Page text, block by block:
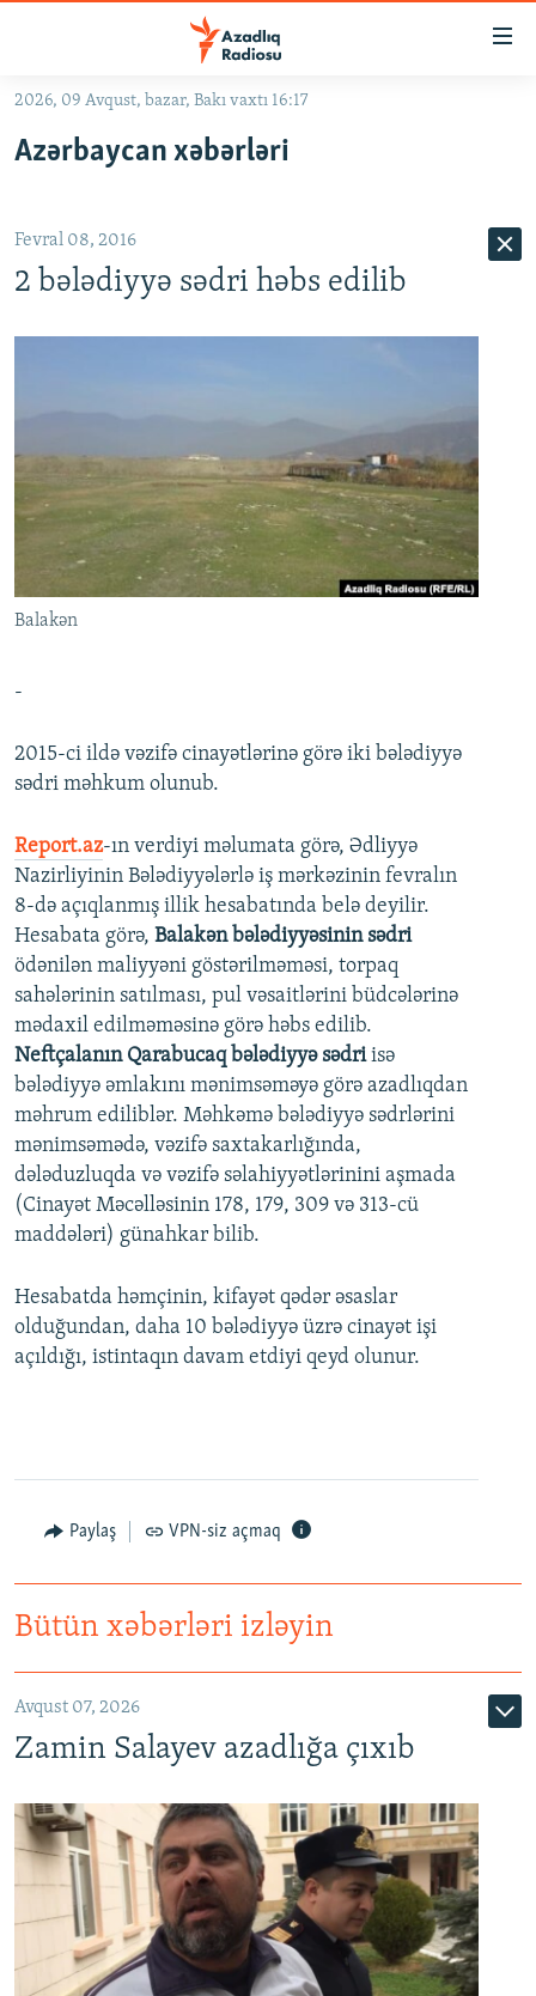
Əsas
qayıt
qayıt
Axtarışa
QANUNI DOĞRU
FOTOQALEREYA
İNFOQRAFIKA
KARIKATURA
RADIO ARXIV
OXU ZALI
AZƏRBAYCAN ƏDƏBIYYATI KITABXANASI
İSLAM VƏ DEMOKRATIYA
HAQQIMIZDA
MISSIYAMIZ
PEŞƏ ETIKASI VƏ JURNALISTIKA STANDARTLARIMIZ
XƏBƏR BÜLLETENLƏRIMIZ
2026, 09 Avqust, bazar, Bakı vaxtı 16:17
Azərbaycan xəbərləri
Fevral 08, 2016
2 bələdiyyə sədri həbs edilib
Balakən
-
2015-ci ildə vəzifə cinayətlərinə görə iki bələdiyyə
sədri məhkum olunub.
Report.az-ın verdiyi məlumata görə, Ədliyyə
Nazirliyinin Bələdiyyələrlə iş mərkəzinin fevralın
8-də açıqlanmış illik hesabatında belə deyilir.
Hesabata görə, Balakən bələdiyyəsinin sədri
ödənilən maliyyəni göstərilməməsi, torpaq
sahələrinin satılması, pul vəsaitlərini büdcələrinə
mədaxil edilməməsinə görə həbs edilib.
Neftçalanın Qarabucaq bələdiyyə sədriisə
bələdiyyə əmlakını mənimsəməyə görə azadlıqdan
məhrum ediliblər. Məhkəmə bələdiyyə sədrlərini
mənimsəmədə, vəzifə saxtakarlığında,
dələduzluqda və vəzifə səlahiyyətlərinini aşmada
(Cinayət Məcəlləsinin 178, 179, 309 və 313-cü
maddələri) günahkar bilib.
Hesabatda həmçinin, kifayət qədər əsaslar
olduğundan, daha 10 bələdiyyə üzrə cinayət işi
açıldığı, istintaqın davam etdiyi qeyd olunur.
Paylaş VPN-siz açmaq
Bütün xəbərləri izləyin
Avqust 07, 2026
Zamin Salayev azadlığa çıxıb